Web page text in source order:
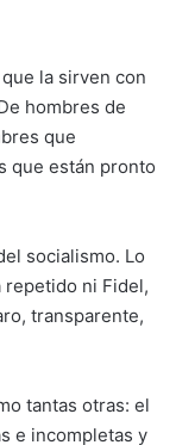
la sirven con
hombres de
que
que están pronto
socialismo. Lo
repetido ni Fidel,
transparente,
tantas otras: el
e incompletas y